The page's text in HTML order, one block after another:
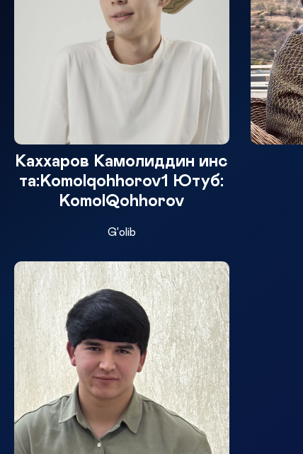
Каххаров Камолиддин инс
та:Komolqohhorov1 Ютуб:
KomolQohhorov
G'olib